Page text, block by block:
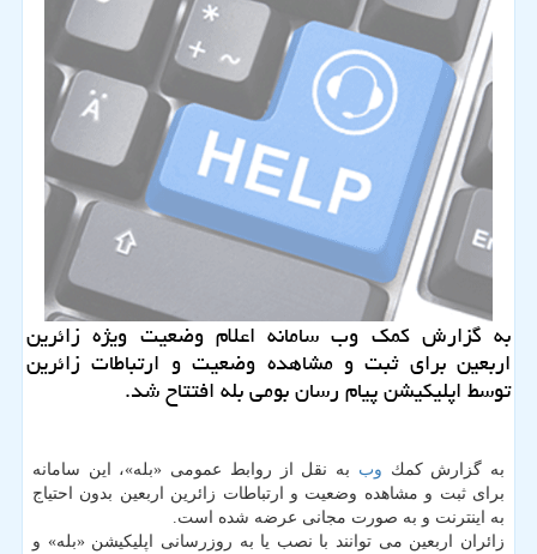
به گزارش كمك وب سامانه اعلام وضعیت ویژه زائرین
اربعین برای ثبت و مشاهده وضعیت و ارتباطات زائرین
توسط اپلیكیشن پیام رسان بومی بله افتتاح شد.
به گزارش كمك وب به نقل از روابط عمومی «بله»، این سامانه
برای ثبت و مشاهده وضعیت و ارتباطات زائرین اربعین بدون احتیاج
به اینترنت و به صورت مجانی عرضه شده است.
زائران اربعین می توانند با نصب یا به روزرسانی اپلیكیشن «بله» و